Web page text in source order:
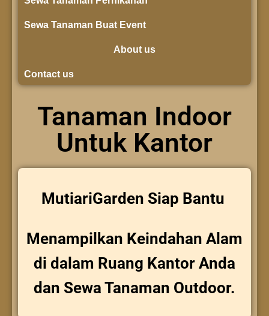
Sewa Tanaman Buat Event
About us
Contact us
Tanaman Indoor
Untuk Kantor
MutiariGarden Siap Bantu
Menampilkan Keindahan Alam
di dalam Ruang Kantor Anda
dan Sewa Tanaman Outdoor.